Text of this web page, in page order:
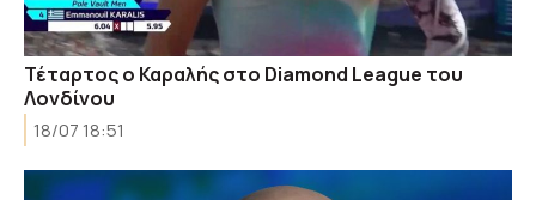
Τέταρτος ο Καραλής στο Diamond League του
Λονδίνου
18/07 18:51